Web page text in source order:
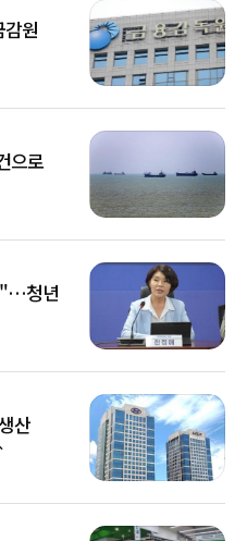
원
으로
"…청년
산